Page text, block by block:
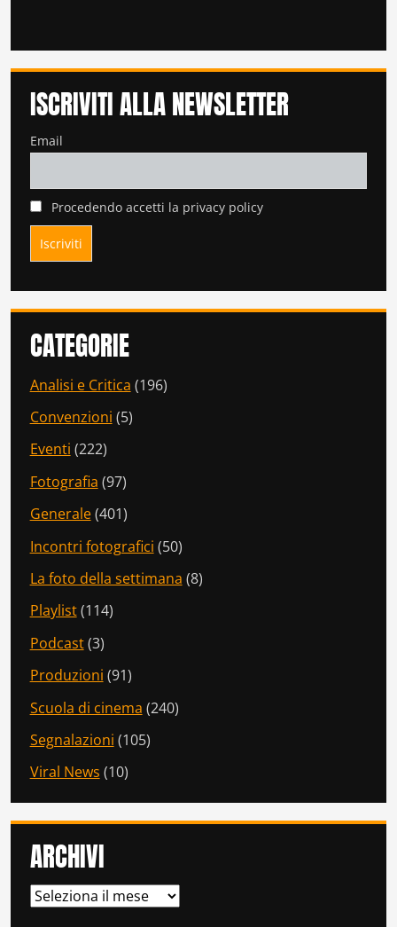
ISCRIVITI ALLA NEWSLETTER
Email
Procedendo accetti la privacy policy
CATEGORIE
Analisi e Critica (196)
Convenzioni (5)
Eventi (222)
Fotografia (97)
Generale(401)
Incontri fotografici (50)
La foto della settimana (8)
Playlist(114)
Podcast(3)
Produzioni (91)
Scuola di cinema (240)
Segnalazioni (105)
Viral News (10)
ARCHIVI
ARCHIVI